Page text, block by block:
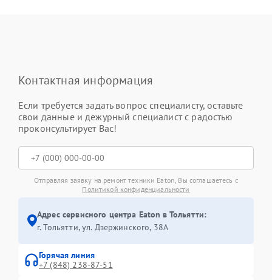
Контактная информация
Если требуется задать вопрос специалисту, оставьте
свои данные и дежурный специалист с радостью
проконсультирует Вас!
Отправляя заявку на ремонт техники Eaton, Вы соглашаетесь с
Политикой конфиденциальности
Адрес сервисного центра Eaton в Тольятти:
г. Тольятти, ул. Дзержинского, 38А
Горячая линия
+7 (848) 238-87-51